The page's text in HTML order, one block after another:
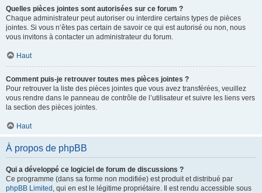
Quelles pièces jointes sont autorisées sur ce forum ?
Chaque administrateur peut autoriser ou interdire certains types de pièces
jointes. Si vous n’êtes pas certain de savoir ce qui est autorisé ou non, nous
vous invitons à contacter un administrateur du forum.
Haut
Comment puis-je retrouver toutes mes pièces jointes ?
Pour retrouver la liste des pièces jointes que vous avez transférées, veuillez
vous rendre dans le panneau de contrôle de l’utilisateur et suivre les liens vers
la section des pièces jointes.
Haut
À propos de phpBB
Qui a développé ce logiciel de forum de discussions ?
Ce programme (dans sa forme non modifiée) est produit et distribué par
phpBB Limited , qui en est le légitime propriétaire. Il est rendu accessible sous